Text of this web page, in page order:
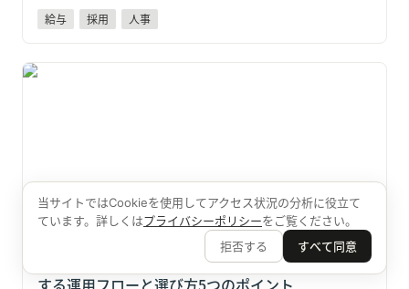
給与 採用 人事
【給与計算×日払いを一体化】二重作業をゼロにする
【給与計算×日払いを一体化】二重作業をゼロに
当サイトではCookieを使用してアクセス状況の分析に役立て
ています。詳しくはプライバシーポリシーをご覧ください。
拒否する
すべて同意